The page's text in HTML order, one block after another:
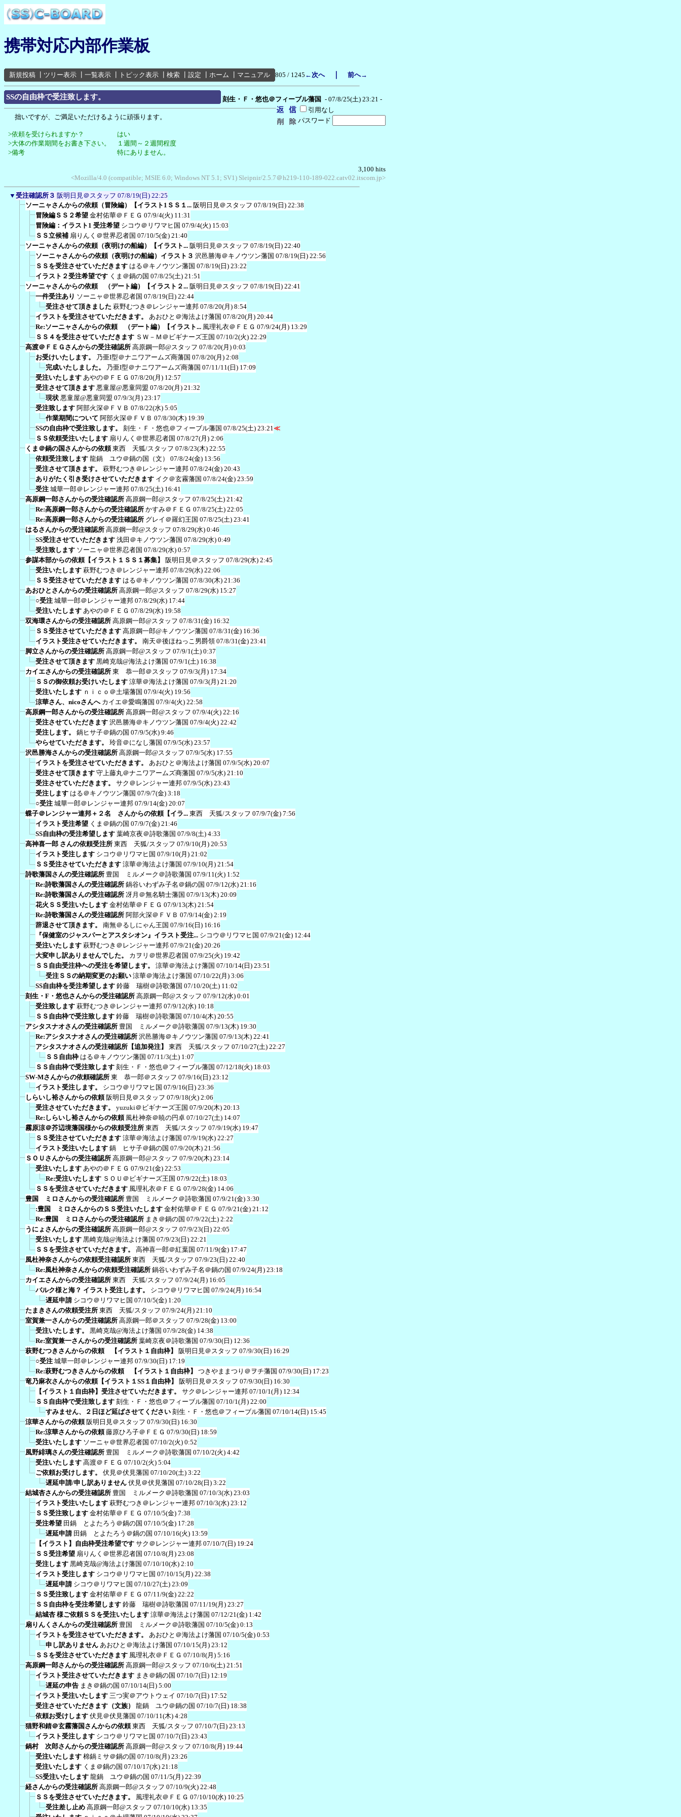
携帯対応内部作業板
新規投稿 ツリー表示 一覧表示 トピック表示 検索 設定 ホーム マニュアル 805 / 1245 ←次へ｜ 前へ→
SSの自由枠で受注致します。 刻生・Ｆ・悠也＠フィーブル藩国 - 07/8/25(土) 23:21 -
引用なし
パスワード
拙いですが、ご満足いただけるように頑張ります。
>依頼を受けられますか？ はい
>大体の作業期間をお書き下さい。 １週間～２週間程度
>備考 特にありません。
3,100 hits
<Mozilla/4.0 (compatible; MSIE 6.0; Windows NT 5.1; SV1) Sleipnir/2.5.7＠h219-110-189-022.catv02.itscom.jp>
▼ 受注確認所３ 阪明日見＠スタッフ 07/8/19(日) 22:25
ソーニャさんからの依頼（冒険編）【イラスト1ＳＳ１... 阪明日見＠スタッフ 07/8/19(日) 22:38
冒険編ＳＳ２希望 金村佑華＠ＦＥＧ 07/9/4(火) 11:31
冒険編：イラスト1 受注希望 シコウ＠リワマヒ国 07/9/4(火) 15:03
ＳＳ立候補 扇りんく＠世界忍者国 07/10/5(金) 21:40
ソーニャさんからの依頼（夜明けの船編）【イラスト... 阪明日見＠スタッフ 07/8/19(日) 22:40
ソーニャさんからの依頼（夜明けの船編）イラスト３ 沢邑勝海＠キノウツン藩国 07/8/19(日) 22:56
ＳＳを受注させていただきます はる＠キノウツン藩国 07/8/19(日) 23:22
イラスト２受注希望です くま＠鍋の国 07/8/25(土) 21:51
ソーニャさんからの依頼 （デート編）【イラスト２... 阪明日見＠スタッフ 07/8/19(日) 22:41
一件受注あり ソーニャ＠世界忍者国 07/8/19(日) 22:44
受注させて頂きました 萩野むつき＠レンジャー連邦 07/8/20(月) 8:54
イラストを受注させていただきます。
あおひと＠海法よけ藩国 07/8/20(月) 20:44
Re:ソーニャさんからの依頼 （デート編）【イラスト... 風理礼衣＠ＦＥＧ 07/9/24(月) 13:29
ＳＳ４を受注させていただきます ＳＷ－Ｍ＠ビギナーズ王国 07/10/2(火) 22:29
高渡＠ＦＥＧさんからの受注確認所 高原鋼一郎@スタッフ 07/8/20(月) 0:03
お受けいたします。
乃亜I型＠ナニワアームズ商藩国 07/8/20(月) 2:08
完成いたしました。
乃亜I型＠ナニワアームズ商藩国 07/11/11(日) 17:09
受注いたします あやの＠ＦＥＧ 07/8/20(月) 12:57
受注させて頂きます 悪童屋@悪童同盟 07/8/20(月) 21:32
現状 悪童屋@悪童同盟 07/9/3(月) 23:17
受注致します 阿部火深＠ＦＶＢ 07/8/22(水) 5:05
作業期間について 阿部火深＠ＦＶＢ 07/8/30(木) 19:39
SSの自由枠で受注致します。
刻生・Ｆ・悠也＠フィーブル藩国 07/8/25(土) 23:21 ≪
ＳＳ依頼受注いたします 扇りんく＠世界忍者国 07/8/27(月) 2:06
くま＠鍋の国さんからの依頼 東西 天狐/スタッフ 07/8/23(木) 22:55
依頼受注致します 龍鍋 ユウ＠鍋の国（文）
07/8/24(金) 13:56
受注させて頂きます。
萩野むつき＠レンジャー連邦 07/8/24(金) 20:43
ありがたく引き受けさせていただきます イク＠玄霧藩国 07/8/24(金) 23:59
受注 城華一郎＠レンジャー連邦 07/8/25(土) 16:41
高原鋼一郎さんからの受注確認所 高原鋼一郎@スタッフ 07/8/25(土) 21:42
Re:高原鋼一郎さんからの受注確認所 かすみ＠ＦＥＧ 07/8/25(土) 22:05
Re:高原鋼一郎さんからの受注確認所 グレイ＠羅幻王国 07/8/25(土) 23:41
はるさんからの受注確認所 高原鋼一郎@スタッフ 07/8/29(水) 0:46
SS受注させていただきます 浅田＠キノウツン藩国 07/8/29(水) 0:49
受注致します ソーニャ＠世界忍者国 07/8/29(水) 0:57
参謀本部からの依頼【イラスト１ＳＳ１募集】
阪明日見＠スタッフ 07/8/29(水) 2:45
受注いたします 萩野むつき＠レンジャー連邦 07/8/29(水) 22:06
ＳＳ受注させていただきます はる＠キノウツン藩国 07/8/30(木) 21:36
あおひとさんからの受注確認所 高原鋼一郎@スタッフ 07/8/29(水) 15:27
○受注 城華一郎＠レンジャー連邦 07/8/29(水) 17:44
受注いたします あやの＠ＦＥＧ 07/8/29(水) 19:58
双海環さんからの受注確認所 高原鋼一郎@スタッフ 07/8/31(金) 16:32
ＳＳ受注させていただきます 高原鋼一郎@キノウツン藩国 07/8/31(金) 16:36
イラスト受注させていただきます。
南天＠後ほねっこ男爵領 07/8/31(金) 23:41
脚立さんからの受注確認所 高原鋼一郎@スタッフ 07/9/1(土) 0:37
受注させて頂きます 黒崎克哉@海法よけ藩国 07/9/1(土) 16:38
カイエさんからの受注確認所 東 恭一郎＠スタッフ 07/9/3(月) 17:34
ＳＳの御依頼お受けいたします 涼華＠海法よけ藩国 07/9/3(月) 21:20
受注いたします ｎｉｃｏ＠土場藩国 07/9/4(火) 19:56
涼華さん、nicoさんへ カイエ＠愛鳴藩国 07/9/4(火) 22:58
高原鋼一郎さんからの受注確認所 高原鋼一郎@スタッフ 07/9/4(火) 22:16
受注させていただきます 沢邑勝海＠キノウツン藩国 07/9/4(火) 22:42
受注します。
鍋ヒサ子＠鍋の国 07/9/5(水) 9:46
やらせていただきます。
玲音＠になし藩国 07/9/5(水) 23:57
沢邑勝海さんからの受注確認所 高原鋼一郎@スタッフ 07/9/5(水) 17:55
イラストを受注させていただきます。
あおひと＠海法よけ藩国 07/9/5(水) 20:07
受注させて頂きます 守上藤丸＠ナニワアームズ商藩国 07/9/5(水) 21:10
受注させていただきます。
サク＠レンジャー連邦 07/9/5(水) 23:43
受注します はる＠キノウツン藩国 07/9/7(金) 3:18
○受注 城華一郎＠レンジャー連邦 07/9/14(金) 20:07
蝶子＠レンジャー連邦＋２名 さんからの依頼【イラ... 東西 天狐/スタッフ 07/9/7(金) 7:56
イラスト受注希望 くま＠鍋の国 07/9/7(金) 21:46
SS自由枠の受注希望します 葉崎京夜＠詩歌藩国 07/9/8(土) 4:33
高神喜一郎 さんの依頼受注所 東西 天狐/スタッフ 07/9/10(月) 20:53
イラスト受注します シコウ＠リワマヒ国 07/9/10(月) 21:02
ＳＳ受注させていただきます 涼華＠海法よけ藩国 07/9/10(月) 21:54
詩歌藩国さんの受注確認所 豊国 ミルメーク＠詩歌藩国 07/9/11(火) 1:52
Re:詩歌藩国さんの受注確認所 鍋谷いわずみ子名＠鍋の国 07/9/12(水) 21:16
Re:詩歌藩国さんの受注確認所 冴月＠無名騎士藩国 07/9/13(木) 20:09
花火ＳＳ受注いたします 金村佑華＠ＦＥＧ 07/9/13(木) 21:54
Re:詩歌藩国さんの受注確認所 阿部火深＠ＦＶＢ 07/9/14(金) 2:19
辞退させて頂きます。
南無＠るしにゃん王国 07/9/16(日) 16:16
『保健室のジャスパーとアスタシオン』イラスト受注... シコウ＠リワマヒ国 07/9/21(金) 12:44
受注いたします 萩野むつき＠レンジャー連邦 07/9/21(金) 20:26
大変申し訳ありませんでした。
カヲリ＠世界忍者国 07/9/25(火) 19:42
ＳＳ自由受注枠への受注を希望します。
涼華＠海法よけ藩国 07/10/14(日) 23:51
受注ＳＳの納期変更のお願い 涼華＠海法よけ藩国 07/10/22(月) 3:06
SS自由枠を受注希望します 鈴藤 瑞樹＠詩歌藩国 07/10/20(土) 11:02
刻生・F・悠也さんからの受注確認所 高原鋼一郎@スタッフ 07/9/12(水) 0:01
受注致します 萩野むつき＠レンジャー連邦 07/9/12(水) 10:18
ＳＳ自由枠で受注致します 鈴藤 瑞樹＠詩歌藩国 07/10/4(木) 20:55
アシタスナオさんの受注確認所 豊国 ミルメーク＠詩歌藩国 07/9/13(木) 19:30
Re:アシタスナオさんの受注確認所 沢邑勝海＠キノウツン藩国 07/9/13(木) 22:41
アシタスナオさんの受注確認所【追加発注】
東西 天狐/スタッフ 07/10/27(土) 22:27
ＳＳ自由枠 はる＠キノウツン藩国 07/11/3(土) 1:07
ＳＳ自由枠で受注致します 刻生・Ｆ・悠也＠フィーブル藩国 07/12/18(火) 18:03
SW-Mさんからの依頼確認所 東 恭一郎＠スタッフ 07/9/16(日) 23:12
イラスト受注します。
シコウ＠リワマヒ国 07/9/16(日) 23:36
しらいし裕さんからの依頼 阪明日見＠スタッフ 07/9/18(火) 2:06
受注させていただきます。
yuzuki＠ビギナーズ王国 07/9/20(木) 20:13
Re:しらいし裕さんからの依頼 風杜神奈＠暁の円卓 07/10/27(土) 14:07
霧原涼＠芥辺境藩国様からの依頼受注所 東西 天狐/スタッフ 07/9/19(水) 19:47
ＳＳ受注させていただきます 涼華＠海法よけ藩国 07/9/19(水) 22:27
イラスト受注いたします 鍋 ヒサ子＠鍋の国 07/9/20(木) 21:56
ＳＯＵさんからの受注確認所 高原鋼一郎@スタッフ 07/9/20(木) 23:14
受注いたします あやの＠ＦＥＧ 07/9/21(金) 22:53
Re:受注いたします ＳＯＵ＠ビギナーズ王国 07/9/22(土) 18:03
ＳＳを受注させていただきます 風理礼衣＠ＦＥＧ 07/9/28(金) 14:06
豊国 ミロさんからの受注確認所 豊国 ミルメーク＠詩歌藩国 07/9/21(金) 3:30
:豊国 ミロさんからのＳＳ受注いたします 金村佑華＠ＦＥＧ 07/9/21(金) 21:12
Re:豊国 ミロさんからの受注確認所 まき＠鍋の国 07/9/22(土) 2:22
うにょさんからの受注確認所 高原鋼一郎@スタッフ 07/9/23(日) 22:05
受注いたします 黒崎克哉@海法よけ藩国 07/9/23(日) 22:21
ＳＳを受注させていただきます。
高神喜一郎＠紅葉国 07/11/9(金) 17:47
風杜神奈さんからの依頼受注確認所 東西 天狐/スタッフ 07/9/23(日) 22:40
Re:風杜神奈さんからの依頼受注確認所 鍋谷いわずみ子名＠鍋の国 07/9/24(月) 23:18
カイエさんからの受注確認所 東西 天狐/スタッフ 07/9/24(月) 16:05
バルク様と海？ イラスト受注します。
シコウ＠リワマヒ国 07/9/24(月) 16:54
遅延申請 シコウ＠リワマヒ国 07/10/5(金) 1:20
たまきさんの依頼受注所 東西 天狐/スタッフ 07/9/24(月) 21:10
室賀兼一さんからの受注確認所 高原鋼一郎＠スタッフ 07/9/28(金) 13:00
受注いたします。
黒崎克哉@海法よけ藩国 07/9/28(金) 14:38
Re:室賀兼一さんからの受注確認所 葉崎京夜＠詩歌藩国 07/9/30(日) 12:36
萩野むつきさんからの依頼 【イラスト１自由枠】
阪明日見＠スタッフ 07/9/30(日) 16:29
○受注 城華一郎＠レンジャー連邦 07/9/30(日) 17:19
Re:萩野むつきさんからの依頼 【イラスト１自由枠】
つきやままつり＠ヲチ藩国 07/9/30(日) 17:23
竜乃麻衣さんからの依頼【イラスト１SS１自由枠】
阪明日見＠スタッフ 07/9/30(日) 16:30
【イラスト１自由枠】受注させていただきます。
サク＠レンジャー連邦 07/10/1(月) 12:34
ＳＳ自由枠で受注致します 刻生・Ｆ・悠也＠フィーブル藩国 07/10/1(月) 22:00
すみません、２日ほど延ばさせてください 刻生・Ｆ・悠也＠フィーブル藩国 07/10/14(日) 15:45
涼華さんからの依頼 阪明日見＠スタッフ 07/9/30(日) 16:30
Re:涼華さんからの依頼 藤原ひろ子＠ＦＥＧ 07/9/30(日) 18:59
受注いたします ソーニャ＠世界忍者国 07/10/2(火) 0:52
風野緋璃さんの受注確認所 豊国 ミルメーク＠詩歌藩国 07/10/2(火) 4:42
受注いたします 高渡＠ＦＥＧ 07/10/2(火) 5:04
ご依頼お受けします。
伏見＠伏見藩国 07/10/20(土) 3:22
遅延申請/申し訳ありません 伏見＠伏見藩国 07/10/28(日) 3:22
結城杏さんからの受注確認所 豊国 ミルメーク＠詩歌藩国 07/10/3(水) 23:03
イラスト受注いたします 萩野むつき＠レンジャー連邦 07/10/3(水) 23:12
ＳＳ受注致します 金村佑華＠ＦＥＧ 07/10/5(金) 7:38
受注希望 田鍋 とよたろう＠鍋の国 07/10/5(金) 17:28
遅延申請 田鍋 とよたろう＠鍋の国 07/10/16(火) 13:59
【イラスト】自由枠受注希望です サク＠レンジャー連邦 07/10/7(日) 19:24
ＳＳ受注希望 扇りんく＠世界忍者国 07/10/8(月) 23:08
受注します 黒崎克哉@海法よけ藩国 07/10/10(水) 2:10
イラスト受注します シコウ＠リワマヒ国 07/10/15(月) 22:38
遅延申請 シコウ＠リワマヒ国 07/10/27(土) 23:09
ＳＳ受注致します 金村佑華＠ＦＥＧ 07/11/9(金) 22:22
ＳＳ自由枠を受注希望します 鈴藤 瑞樹＠詩歌藩国 07/11/19(月) 23:27
結城杏 様ご依頼ＳＳを受注いたします 涼華＠海法よけ藩国 07/12/21(金) 1:42
扇りんくさんからの受注確認所 豊国 ミルメーク＠詩歌藩国 07/10/5(金) 0:13
イラストを受注させていただきます。
あおひと＠海法よけ藩国 07/10/5(金) 0:53
申し訳ありません あおひと＠海法よけ藩国 07/10/15(月) 23:12
ＳＳを受注させていただきます 風理礼衣＠ＦＥＧ 07/10/8(月) 5:16
高原鋼一郎さんからの受注確認所 高原鋼一郎@スタッフ 07/10/6(土) 21:51
イラスト受注させていただきます まき＠鍋の国 07/10/7(日) 12:19
遅延の申告 まき＠鍋の国 07/10/14(日) 5:00
イラスト受注いたします 三つ実＠アウトウェイ 07/10/7(日) 17:52
受注させていただきます（文族）
龍鍋 ユウ＠鍋の国 07/10/7(日) 18:38
依頼お受けします 伏見＠伏見藩国 07/10/11(木) 4:28
猫野和錆＠玄霧藩国さんからの依頼 東西 天狐/スタッフ 07/10/7(日) 23:13
イラスト受注します シコウ＠リワマヒ国 07/10/7(日) 23:43
鍋村 次郎さんからの受注確認所 高原鋼一郎@スタッフ 07/10/8(月) 19:44
受注いたします 棉鍋ミサ＠鍋の国 07/10/8(月) 23:26
受注いたします くま＠鍋の国 07/10/17(水) 21:18
SS受注いたします 龍鍋 ユウ＠鍋の国 07/11/5(月) 22:39
経さんからの受注確認所 高原鋼一郎@スタッフ 07/10/9(火) 22:48
ＳＳを受注させていただきます。
風理礼衣＠ＦＥＧ 07/10/10(水) 10:25
受注差し止め 高原鋼一郎@スタッフ 07/10/10(水) 13:35